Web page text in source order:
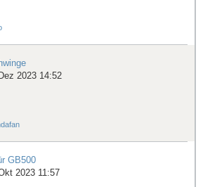
2023 14:52
GB500
2023 11:57